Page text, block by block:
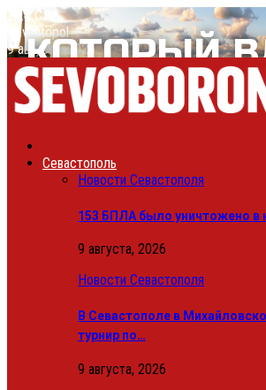
24.4 C
Sevastopol
9 августа, 2026
Севастополь
Новости Севастополя
153 БПЛА было уничтожено в
9 августа, 2026
Новости Севастополя
В Севастополе в
турнир по…
9 августа, 2026